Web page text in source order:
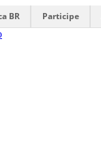
BR Participe